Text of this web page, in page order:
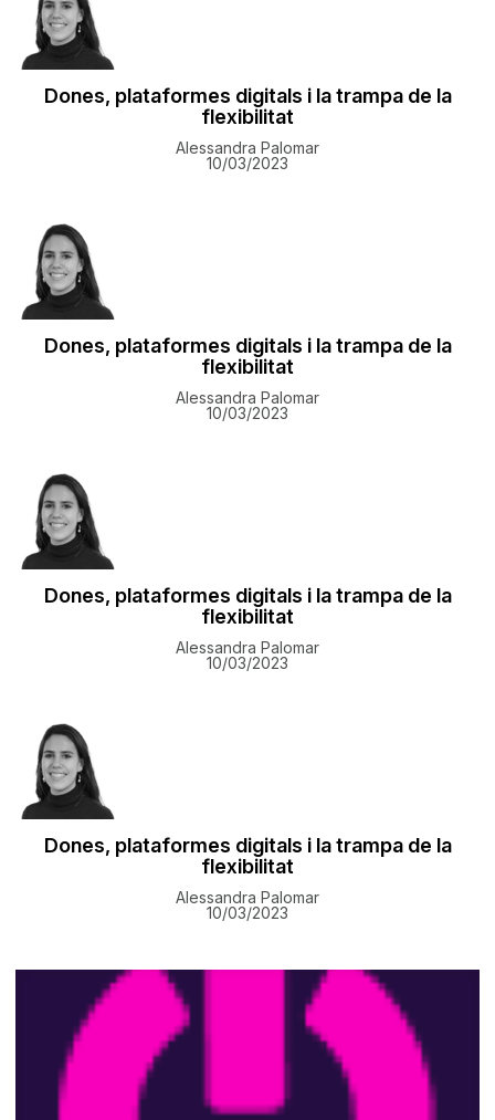
Dones, plataformes digitals i la trampa de la
flexibilitat
Alessandra Palomar
10/03/2023
Dones, plataformes digitals i la trampa de la
flexibilitat
Alessandra Palomar
10/03/2023
Dones, plataformes digitals i la trampa de la
flexibilitat
Alessandra Palomar
10/03/2023
Dones, plataformes digitals i la trampa de la
flexibilitat
Alessandra Palomar
10/03/2023